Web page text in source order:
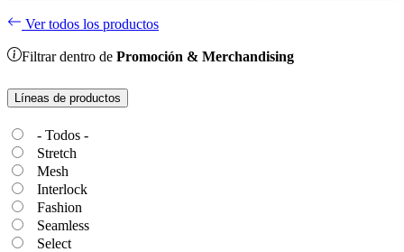
Ver todos los productos
Filtrar dentro de Promoción & Merchandising
Líneas de productos
- Todos -
Stretch
Mesh
Interlock
Fashion
Seamless
Select